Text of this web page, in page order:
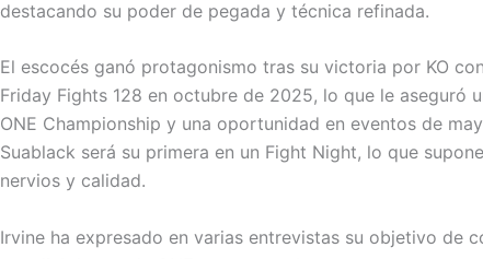
destacando su poder de pegada y técnica refinada.
El escocés ganó protagonismo tras su victoria por KO
Friday Fights 128 en octubre de 2025, lo que le aseguró
ONE Championship y una oportunidad en eventos de
Suablack será su primera en un Fight Night, lo que
nervios y calidad.
Irvine ha expresado en varias entrevistas su objetivo de